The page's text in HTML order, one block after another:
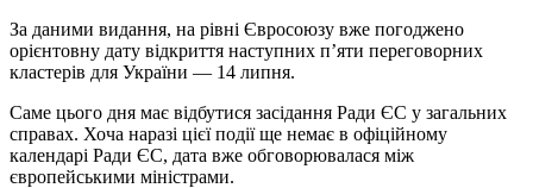
За даними видання, на рівні Євросоюзу вже погоджено
орієнтовну дату відкриття наступних п’яти переговорних
кластерів для України — 14 липня.
Саме цього дня має відбутися засідання Ради ЄС у загальних
справах. Хоча наразі цієї події ще немає в офіційному
календарі Ради ЄС, дата вже обговорювалася між
європейськими міністрами.